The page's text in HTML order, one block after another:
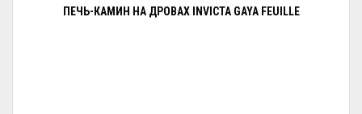
ПЕЧЬ-КАМИН НА ДРОВАХ INVICTA GAYA FEUILLE